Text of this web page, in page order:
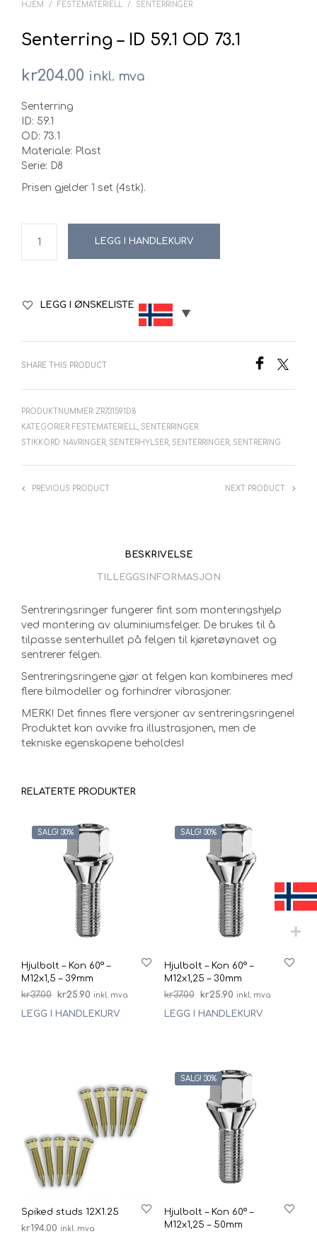
HJEM / FESTEMATERIELL / SENTERRINGER
Senterring – ID 59.1 OD 73.1
kr204.00 inkl. mva
Senterring
ID: 59.1
OD: 73.1
Materiale: Plast
Serie: D8
Prisen gjelder 1 set (4stk).
LEGG I HANDLEKURV
LEGG I ØNSKELISTE
SHARE THIS PRODUCT
PRODUKTNUMMER: ZR731591D8
KATEGORIER: FESTEMATERIELL, SENTERRINGER
STIKKORD: NAVRINGER, SENTERHYLSER, SENTERRINGER, SENTRERING
PREVIOUS PRODUCT NEXT PRODUCT
BESKRIVELSE
TILLEGGSINFORMASJON
Sentreringsringer fungerer fint som monteringshjelp
ved montering av aluminiumsfelger. De brukes til å
tilpasse senterhullet på felgen til kjøretøynavet og
sentrerer felgen.
Sentreringsringene gjør at felgen kan kombineres med
flere bilmodeller og forhindrer vibrasjoner.
MERK! Det finnes flere versjoner av sentreringsringene!
Produktet kan avvike fra illustrasjonen, men de
tekniske egenskapene beholdes!
RELATERTE PRODUKTER
SALG! 30%
Hjulbolt – Kon 60° –
M12x1,5 – 39mm
kr37.00 Opprinnelig
kr25.90 Nåværende
inkl. mva
LEGG I HANDLEKURV
SALG! 30%
Hjulbolt – Kon 60° –
M12x1,25 – 30mm
kr37.00 Opprinnelig
kr25.90Nåværende
inkl. mva
LEGG I HANDLEKURV
Spiked studs 12X1.25
kr194.00 inkl. mva
SALG! 30%
Hjulbolt – Kon 60° –
M12x1,25 – 50mm